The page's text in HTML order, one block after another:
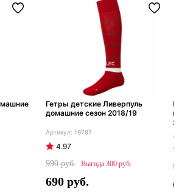
Гетры детские Ливерпуль
домашние сезон 2018/19
19797
4.97
990
300
690